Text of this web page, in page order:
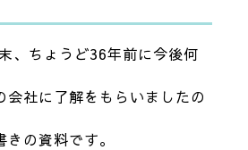
、ちょうど36年前に今後何
社に了解をもらいましたの
の資料です。